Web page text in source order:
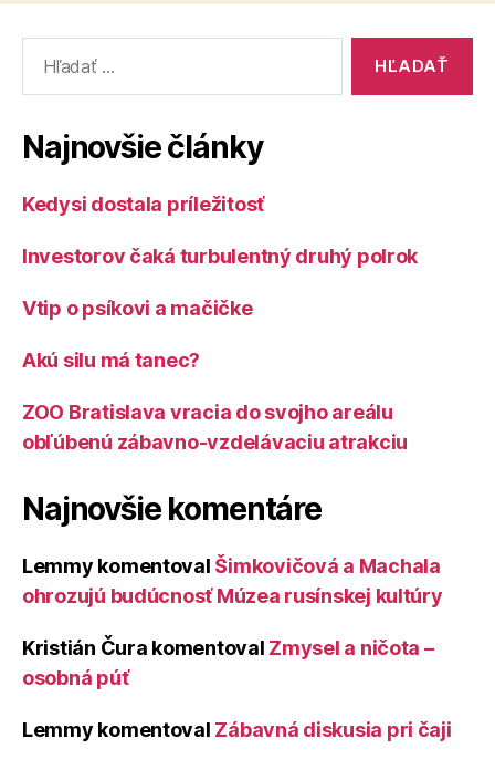
Najnovšie články
Kedysi dostala príležitosť
Investorov čaká turbulentný druhý polrok
Vtip o psíkovi a mačičke
Akú silu má tanec?
ZOO Bratislava vracia do svojho areálu
obľúbenú zábavno-vzdelávaciu atrakciu
Najnovšie komentáre
Lemmy komentoval Šimkovičová a Machala
ohrozujú budúcnosť Múzea rusínskej kultúry
Kristián Čura komentoval Zmysel a ničota –
osobná púť
Lemmy komentoval Zábavná diskusia pri čaji